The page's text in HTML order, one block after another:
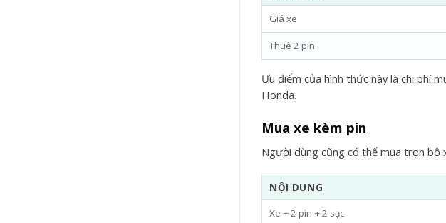
Giá xe
Thuê 2 pin
Ưu điểm của hình thức này là chi phí
Honda.
Mua xe kèm pin
Người dùng cũng có thể mua trọn bộ
NỘI DUNG
Xe + 2 pin + 2 sạc